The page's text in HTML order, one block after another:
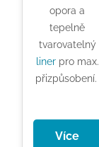
opora a
tepelně
tvarovatelný
linerpro max.
přizpůsobení.
Více